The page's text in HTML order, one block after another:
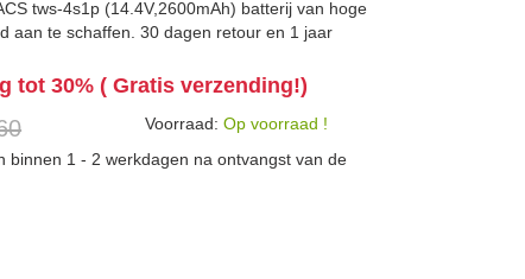
tws-4s1p (14.4V,2600mAh) batterij van hoge
aan te schaffen. 30 dagen retour en 1 jaar
tot 30% ( Gratis verzending!)
Voorraad: Op voorraad !
binnen 1 - 2 werkdagen na ontvangst van de